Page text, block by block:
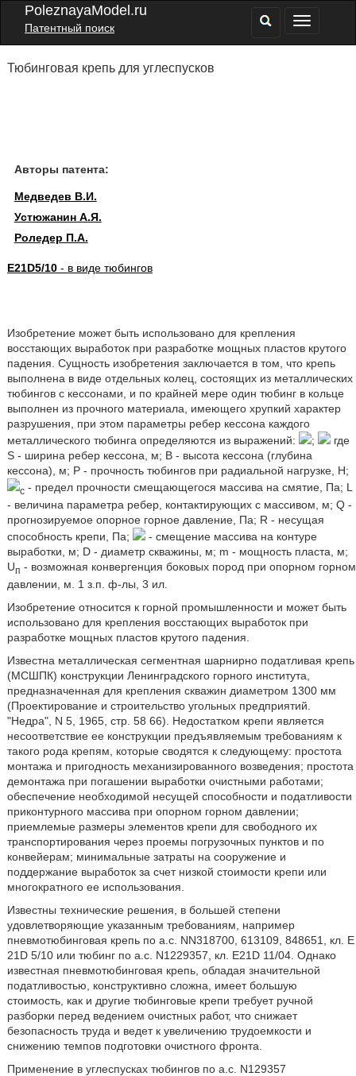
PoleznayaModel.ru
Патентный поиск
Тюбинговая крепь для углеспусков
Авторы патента:
Медведев В.И.
Устюжанин А.Я.
Роледер П.А.
E21D5/10- в виде тюбингов
Изобретение может быть использовано для крепления
восстающих выработок при разработке мощных пластов крутого
падения. Сущность изобретения заключается в том, что крепь
выполнена в виде отдельных колец, состоящих из металлических
тюбингов с кессонами, и по крайней мере один тюбинг в кольце
выполнен из прочного материала, имеющего хрупкий характер
разрушения, при этом параметры ребер кессона каждого
металлического тюбинга определяются из выражений:
;
где
S - ширина ребер кессона, м; В - высота кессона (глубина
кессона), м; Р - прочность тюбингов при радиальной нагрузке, Н;
c- предел прочности смещающегося массива на смятие, Па; L
- величина параметра ребер, контактирующих с массивом, м; Q -
прогнозируемое опорное горное давление, Па; R - несущая
способность крепи, Па;
- смещение массива на контуре
выработки, м; D - диаметр скважины, м; m - мощность пласта, м;
Uп - возможная конвергенция боковых пород при опорном горном
давлении, м. 1 з.п. ф-лы, 3 ил.
Изобретение относится к горной промышленности и может быть
использовано для крепления восстающих выработок при
разработке мощных пластов крутого падения.
Известна металлическая сегментная шарнирно податливая крепь
(МСШПК) конструкции Ленинградского горного института,
предназначенная для крепления скважин диаметром 1300 мм
(Проектирование и строительство угольных предприятий.
"Недра", N 5, 1965, стр. 58 66). Недостатком крепи является
несоответствие ее конструкции предъявляемым требованиям к
такого рода крепям, которые сводятся к следующему: простота
монтажа и пригодность механизированного возведения; простота
демонтажа при погашении выработки очистными работами;
обеспечение необходимой несущей способности и податливости
приконтурного массива при опорном горном давлении;
приемлемые размеры элементов крепи для свободного их
транспортирования через проемы погрузочных пунктов и по
конвейерам; минимальные затраты на сооружение и
поддержание выработок за счет низкой стоимости крепи или
многократного ее использования.
Известны технические решения, в большей степени
удовлетворяющие указанным требованиям, например
пневмотюбинговая крепь по а.с. NN318700, 613109, 848651, кл. Е
21D 5/10 или тюбинг по а.с. N1229357, кл. Е21D 11/04. Однако
известная пневмотюбинговая крепь, обладая значительной
податливостью, конструктивно сложна, имеет большую
стоимость, как и другие тюбинговые крепи требует ручной
разборки перед ведением очистных работ, что снижает
безопасность труда и ведет к увеличению трудоемкости и
снижению темпов подготовки очистного фронта.
Применение в углеспусках тюбингов по а.с. N129357